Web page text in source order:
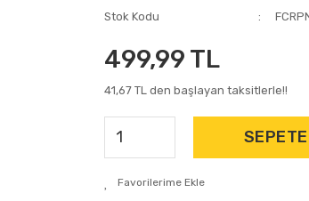
Stok Kodu
499,99 TL
41,67 TL den başlayan taksitlerle!!